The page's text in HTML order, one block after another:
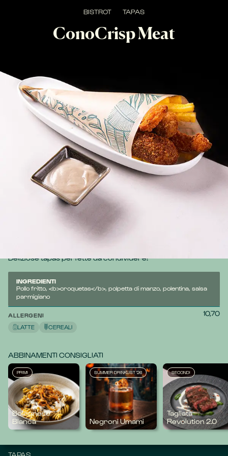
BISTROT TAPAS
ConoCrisp Meat
ConoCrisp con fritturine di terra: pollo fritto croccante,
cremosa croqueta, succosa polpetta di manzo, stick di
polenta e salsa di parmigiano a esaltare il tutto.
Deliziose tapas perfette da condividere!
INGREDIENTI
Pollo fritto, <b>croquetas</b>, polpetta di manzo, polentina, salsa
parmigiano
ALLERGENI
LATTE
CEREALI
10,70
ABBINAMENTI CONSIGLIATI
PRIMI
Bolognese
Blanca
SUMMER DRINKLIST '26
Negroni Umami
SECONDI
Tagliata
Revolution 2.0